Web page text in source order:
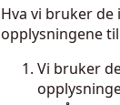
Hva vi bruker de
opplysningene
Vi bruker